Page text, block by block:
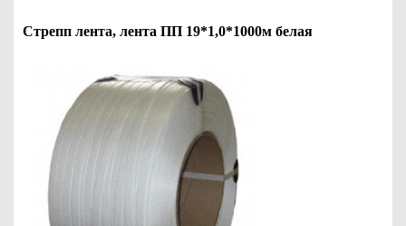
Стрепп лента, лента ПП 19*1,0*1000м белая